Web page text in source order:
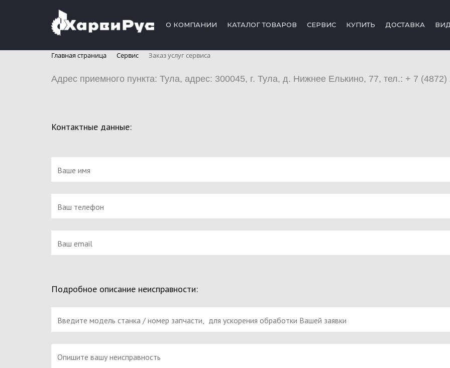
О КОМПАНИИ КАТАЛОГ ТОВАРОВ СЕРВИС КУПИТЬ ДОСТАВКА
Главная страница Сервис Заказ услуг сервиса
Адрес приемного пункта: Тула, адрес: 300045, г. Тула, д. Нижнее Елькино, 77, тел.: + 7
Контактные данные:
Подробное описание неисправности: